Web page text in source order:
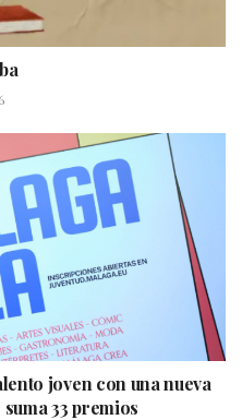
joven con una nueva
suma 33 premios